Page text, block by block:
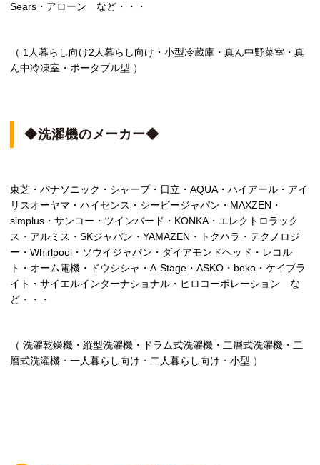
Sears・アローン など・・・
（ 1人暮らし向け2人暮らし向け・小型冷蔵庫・真ん中野菜室・真
ん中冷凍室・ポータブル型 ）
◆洗濯機のメーカー◆
東芝・パナソニック・シャープ・日立・AQUA・ハイアール・アイ
リスオーヤマ・ハイセンス・シービージャパン・MAXZEN・
simplus・サンコー・ツインバード・KONKA・エレクトロラック
ス・アルミス・SKジャパン・YAMAZEN・トクハラ・テクノロジ
ー・Whirlpool・ソウイジャパン・ダイアモンドヘッド・レコル
ト・オーム電機・ドウシシャ・A-Stage・ASKO・beko・ケイブラ
イト・サイエルインターナショナル・ヒロコーポレーション な
ど・・・
（ 洗濯乾燥機・縦型洗濯機・ドラム式洗濯機・二層式洗濯機・二
層式洗濯機・一人暮らし向け・二人暮らし向け・小型 ）